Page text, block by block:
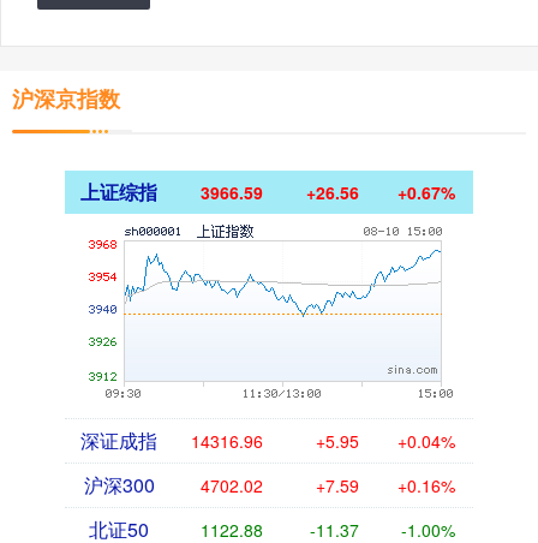
沪深京指数
上证综指 3966.59 +26.56 +0.67%
深证成指 14316.96 +5.95 +0.04%
沪深300 4702.02 +7.59 +0.16%
北证50 1122.88 -11.37 -1.00%